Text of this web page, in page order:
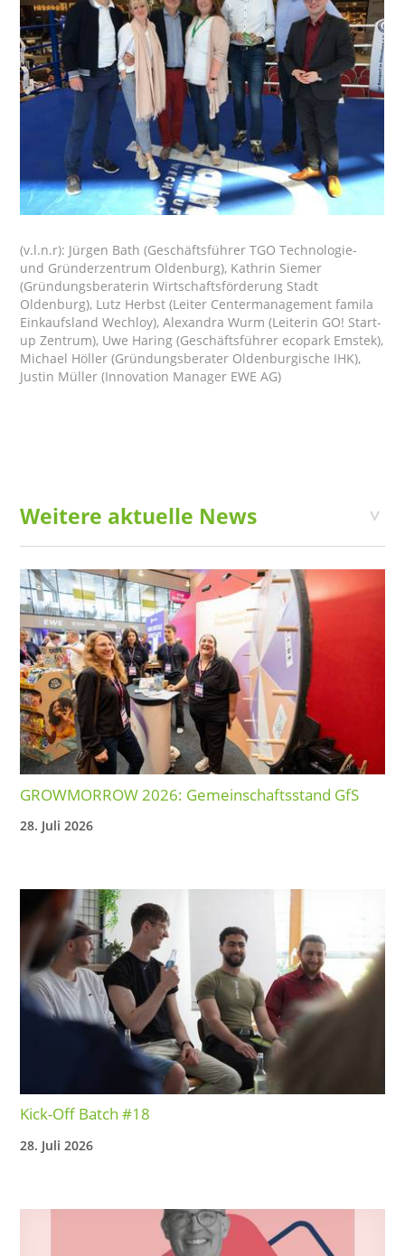
(v.l.n.r): Jürgen Bath (Geschäftsführer TGO Technologie-
und Gründerzentrum Oldenburg), Kathrin Siemer
(Gründungsberaterin Wirtschaftsförderung Stadt
Oldenburg), Lutz Herbst (Leiter Centermanagement famila
Einkaufsland Wechloy), Alexandra Wurm (Leiterin GO! Start-
up Zentrum), Uwe Haring (Geschäftsführer ecopark Emstek),
Michael Höller (Gründungsberater Oldenburgische IHK),
Justin Müller (Innovation Manager EWE AG)
Weitere aktuelle News
GROWMORROW 2026: Gemeinschaftsstand GfS
28. Juli 2026
Kick-Off Batch #18
28. Juli 2026